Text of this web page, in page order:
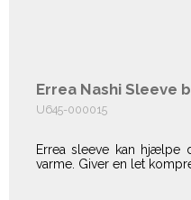
Errea Nashi Sleeve
U645-000015
Errea sleeve kan hjælpe
varme. Giver en let